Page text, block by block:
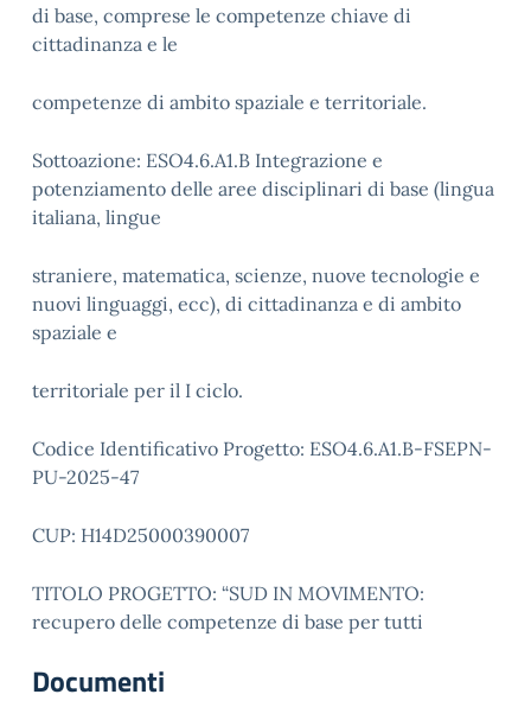
di base, comprese le competenze chiave di
cittadinanza e le
competenze di ambito spaziale e territoriale.
Sottoazione: ESO4.6.A1.B Integrazione e
potenziamento delle aree disciplinari di base (lingua
italiana, lingue
straniere, matematica, scienze, nuove tecnologie e
nuovi linguaggi, ecc), di cittadinanza e di ambito
spaziale e
territoriale per il I ciclo.
Codice Identificativo Progetto: ESO4.6.A1.B-FSEPN-
PU-2025-47
CUP: H14D25000390007
TITOLO PROGETTO: “SUD IN MOVIMENTO:
recupero delle competenze di base per tutti
Documenti